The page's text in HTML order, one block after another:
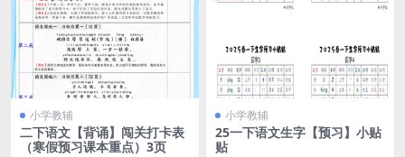
小学教辅
二下语文【背诵】闯关打卡表
（寒假预习课本重点）3页
小学教辅
25一下语文生字【预习】小贴
贴